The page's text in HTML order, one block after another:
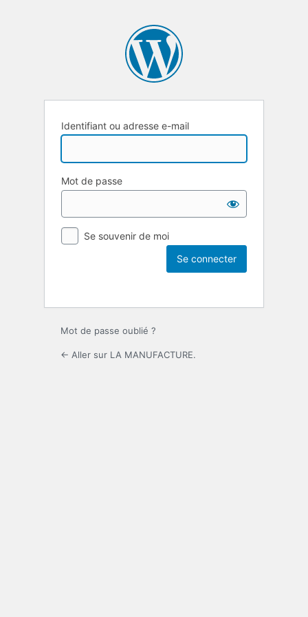
Identifiant ou adresse e-mail
Mot de passe
Se souvenir de moi
Mot de passe oublié ?
← Aller sur LA MANUFACTURE.